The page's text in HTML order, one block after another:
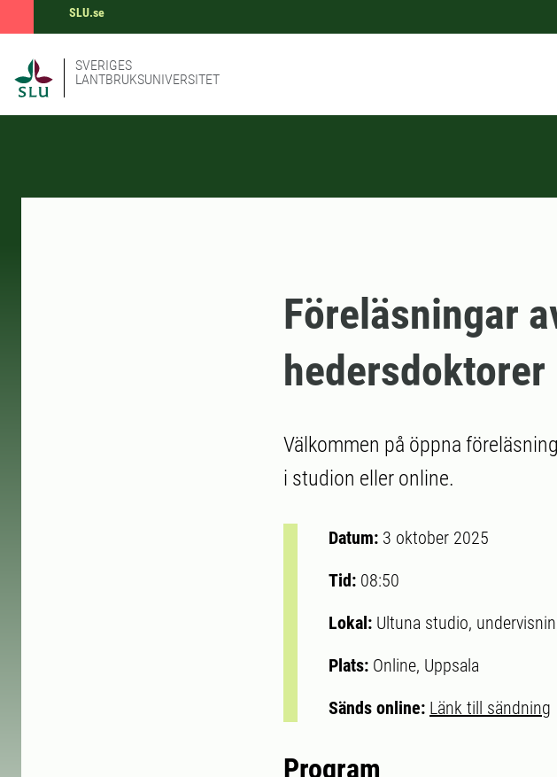
SLU.se
SVERIGES
LANTBRUKSUNIVERSITET
Föreläsningar
hedersdoktorer
Välkommen på öppna
i studion eller online.
Datum: 3 oktober 2025
Tid: 08:50
Lokal: Ultuna studio,
Plats: Online, Uppsala
Sänds online: Länk till sändning
Program